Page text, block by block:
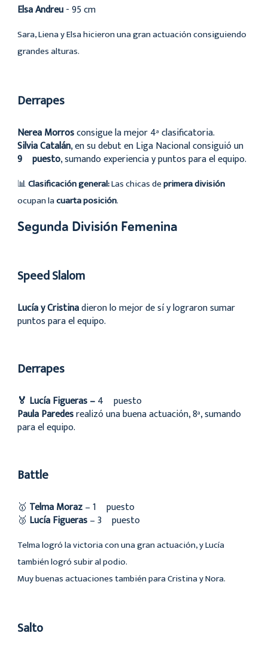
Elsa Andreu- 95 cm
Sara, Liena y Elsa hicieron una gran actuación consiguiendo
grandes alturas.
Derrapes
Nerea Morrosconsigue la mejor 4ª clasificatoria.
Silvia Catalán, en su debut en Liga Nacional consiguió un
9º puesto, sumando experiencia y puntos para el equipo.
📊Clasificación general:Las chicas deprimera división
ocupan lacuarta posición.
Segunda División Femenina
Speed Slalom
Lucía y Cristinadieron lo mejor de sí y lograron sumar
puntos para el equipo.
Derrapes
🏅 Lucía Figueras –4º puesto
Paula Paredesrealizó una buena actuación, 8ª, sumando
para el equipo.
Battle
🥇 Telma Moraz– 1º puesto
🥉 Lucía Figueras– 3º puesto
Telma logró la victoria con una gran actuación, y Lucía
también logró subir al podio.
Muy buenas actuaciones también para Cristina y Nora.
Salto